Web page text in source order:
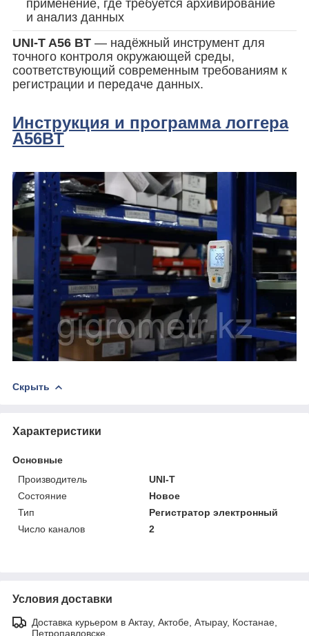
применение, где требуется архивирование
и анализ данных
UNI-T A56 BT — надёжный инструмент для
точного контроля окружающей среды,
соответствующий современным требованиям к
регистрации и передаче данных.
Инструкция и программа логгера
A56BT
Скрыть
Характеристики
Основные
Производитель
UNI-T
Состояние
Новое
Тип
Регистратор электронный
Число каналов
2
Условия доставки
Доставка курьером в Актау, Актобе, Атырау, Костанае,
Петропавловске.